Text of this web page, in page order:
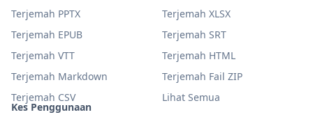
Kes Penggunaan
Terjemah PPTX
Terjemah XLSX
Terjemah EPUB
Terjemah SRT
Terjemah VTT
Terjemah HTML
Terjemah Markdown
Terjemah Fail ZIP
Terjemah CSV
Lihat Semua